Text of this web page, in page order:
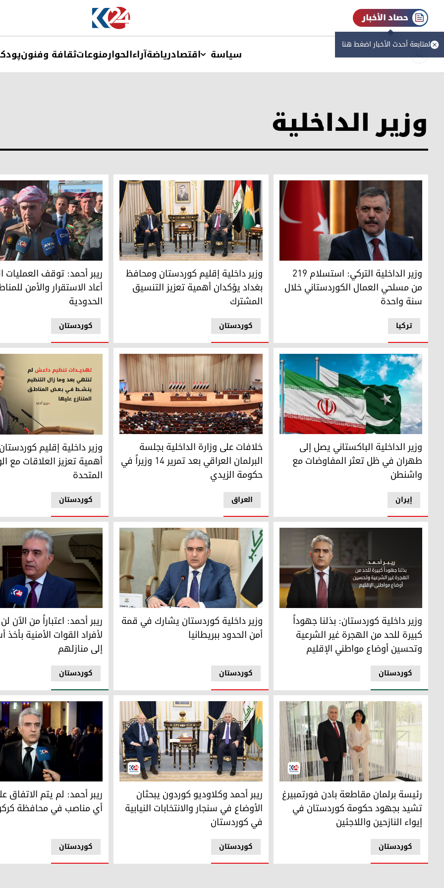
حصاد الأخبار
لمتابعة أحدث الأخبار اضغط هنا
سیاسة اقتصادریاضةآراءالحوارمنوعاتثقافة وفنون
وزير الداخلية
وزير الداخلية التركي: استسلام 219 من مسلحي العمال الكوردستاني خلال سنة واحدة
ترکیا
وزير الداخلية التركي: استسلام 219
من مسلحي العمال الكوردستاني خلال
سنة واحدة
وزير داخلية إقليم كوردستان ومحافظ بغداد يؤكدان أهمية تعزيز التنسيق
کوردستان
وزير داخلية إقليم كوردستان ومحافظ
بغداد يؤكدان أهمية تعزيز التنسيق
المشترك
ريبر أحمد: توقف العمليات
کوردستان
ريبر أحمد: توقف العمليات
أعاد الاستقرار والأمن
الحدودية
وزير الداخلية الباكستاني يصل إلى طهران في ظل تعثر المفاوضات مع واشنطن
إيران
وزير الداخلية الباكستاني يصل إلى
طهران في ظل تعثر المفاوضات مع
واشنطن
خلافات على وزارة الداخلية بجلسة البرلمان العراقي بعد تمرير 14 وزيراً في حكومة الزيدي
العراق
خلافات على وزارة الداخلية بجلسة
البرلمان العراقي بعد تمرير 14 وزيراً في
حكومة الزيدي
وزير داخلية إقليم كوردستان
کوردستان
وزير داخلية إقليم
أهمية تعزيز العلاقات مع
المتحدة
وزير داخلية كوردستان: بذلنا جهوداً كبيرة للحد من الهجرة غير الشرعية وتحسين أوضاع مواطني الإقليم
کوردستان
وزير داخلية كوردستان: بذلنا جهوداً
كبيرة للحد من الهجرة غير الشرعية
وتحسين أوضاع مواطني الإقليم
وزير داخلية كوردستان يشارك في قمة أمن الحدود ببريطانيا
کوردستان
وزير داخلية كوردستان يشارك في قمة
أمن الحدود ببريطانيا
وزير الداخلية في حكومة
کوردستان
ريبر أحمد: اعتباراً من الآن
لأفراد القوات الأمنية
إلى منازلهم
وزير الداخلية في حكومة إقليم كوردستان ريبر أحمد ورئيسة برلمان مقاطعة بادن فورتمبيرغ الألمانية محترم آراز
کوردستان
رئيسة برلمان مقاطعة بادن فورتمبيرغ
تشيد بجهود حكومة كوردستان في
إيواء النازحين واللاجئين
وزير الداخلية في حكومة إقليم كوردستان ريبر أحمد ونائب الممثلة الخاصة
کوردستان
ريبر أحمد وكلاوديو كوردون يبحثان
الأوضاع في سنجار والانتخابات النيابية
في كوردستان
ريبر أحمد: لم يتم الاتفاق
کوردستان
ريبر أحمد: لم يتم الاتفاق
أي مناصب في محافظة